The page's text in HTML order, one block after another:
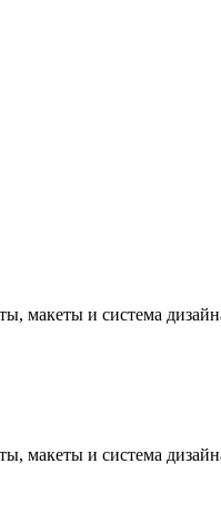
макеты и система
макеты и система